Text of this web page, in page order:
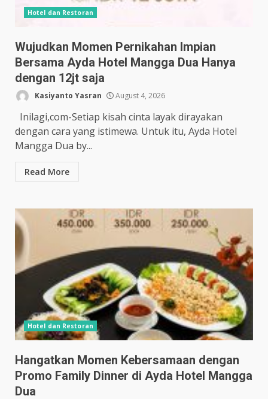
Hotel dan Restoran
Wujudkan Momen Pernikahan Impian
Bersama Ayda Hotel Mangga Dua Hanya
dengan 12jt saja
Kasiyanto Yasran August 4, 2026
Inilagi,com-Setiap kisah cinta layak dirayakan
dengan cara yang istimewa. Untuk itu, Ayda Hotel
Mangga Dua by...
Read More
Hotel dan Restoran
Hangatkan Momen Kebersamaan dengan
Promo Family Dinner di Ayda Hotel Mangga
Dua